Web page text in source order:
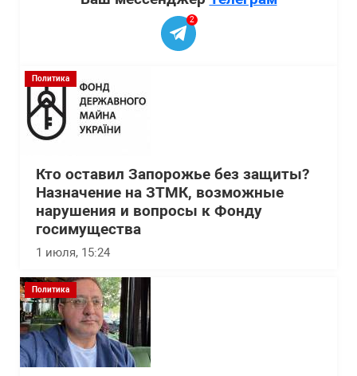
2
Политика
Кто оставил Запорожье без защиты?
Назначение на ЗТМК, возможные
нарушения и вопросы к Фонду
госимущества
1 июля, 15:24
Политика